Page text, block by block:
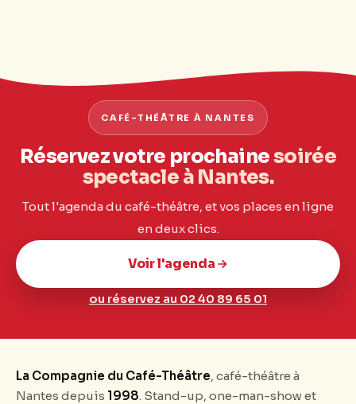
CAFÉ-THÉÂTRE À NANTES
Réservez votre prochainesoirée
spectacle à Nantes.
Tout l'agenda du café-théâtre, et vos places en ligne
en deux clics.
Voir l'agenda
ou réservez au 02 40 89 65 01
La Compagnie du Café-Théâtre, café-théâtre à
Nantes depuis 1998. Stand-up, one-man-show et